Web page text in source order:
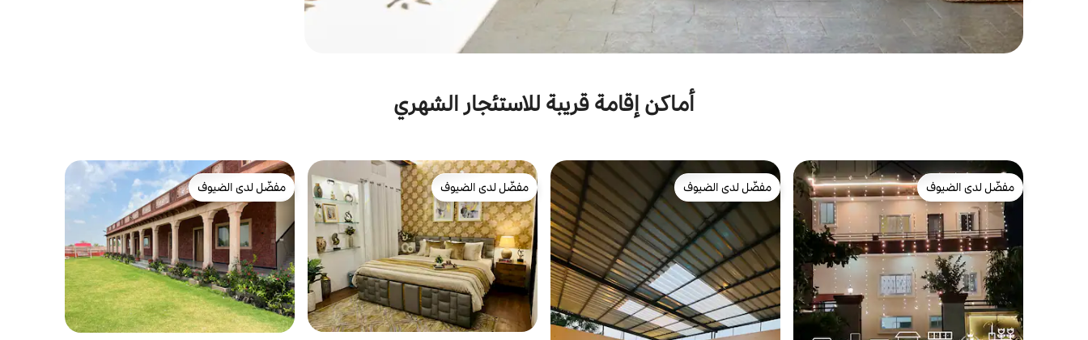
أماكن إقامة قريبة للاستئجار الشهري
مفضّل لدى الضيوف
مفضّل لدى الضيوف
مفضّل لدى الضيوف
مفضّل لدى الضيوف
مفضّل لدى الضيوف
مفضّل لدى الضيوف
مفضّل لدى الضيوف
مفضّل لدى الضيوف